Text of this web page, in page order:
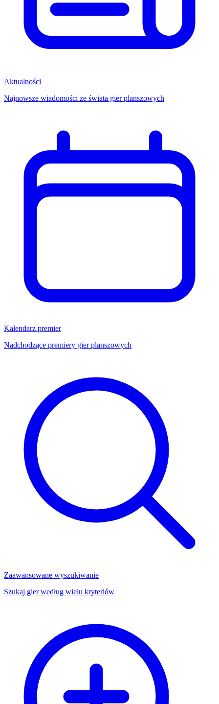
Aktualności
Najnowsze wiadomości ze świata gier planszowych
Kalendarz premier
Nadchodzące premiery gier planszowych
Zaawansowane wyszukiwanie
Szukaj gier według wielu kryteriów